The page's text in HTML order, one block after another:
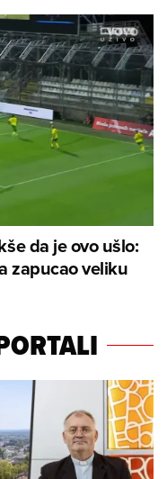
da je ovo ušlo:
zapucao veliku